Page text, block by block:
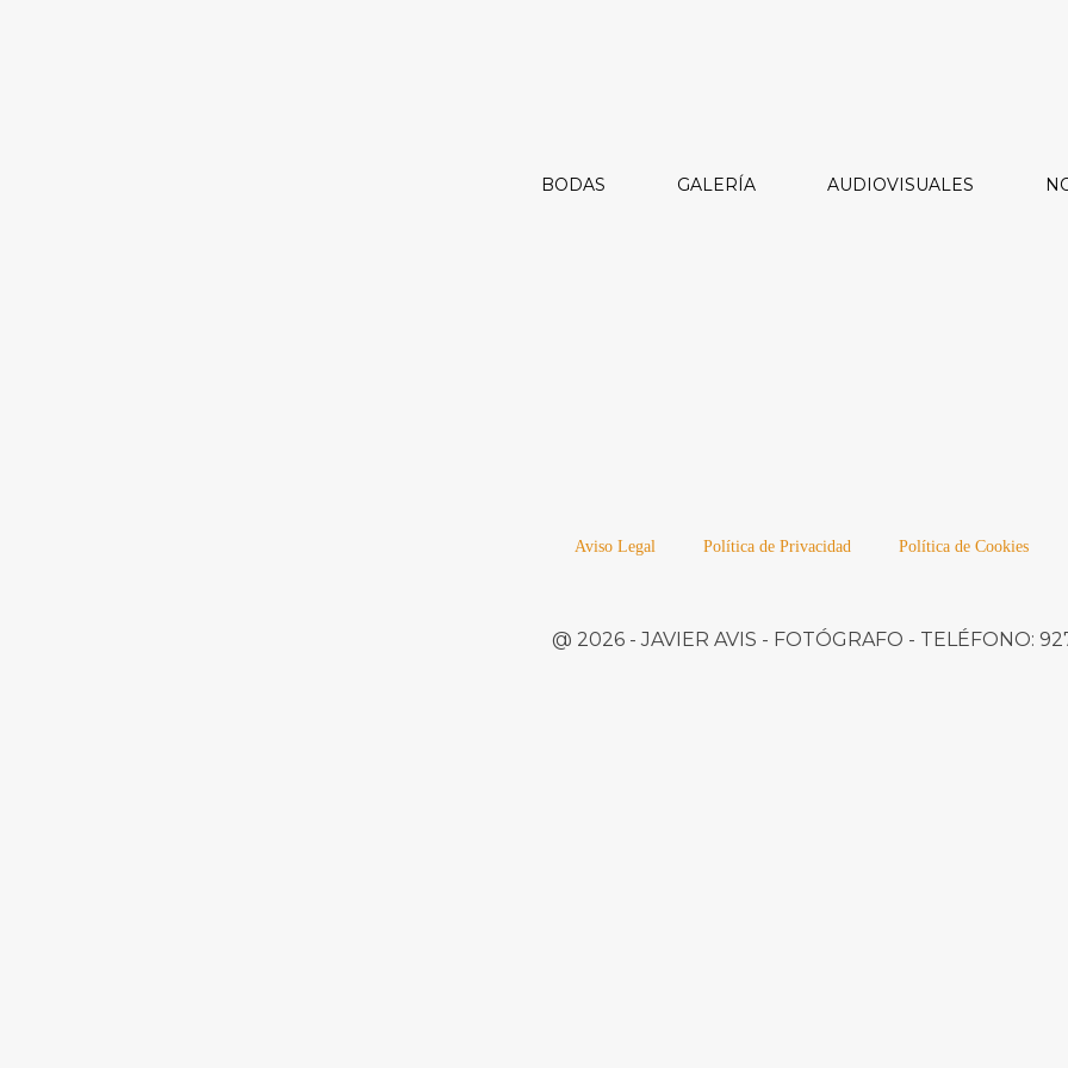
BODAS GALERÍA AUDIOVISUALES
Aviso Legal Política de Privacidad Política de Cookies
@ 2026 -JAVIER AVIS - FOTÓGRAFO - TELÉFONO: